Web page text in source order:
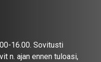
16.00. Sovitusti
n. ajan ennen tuloasi,